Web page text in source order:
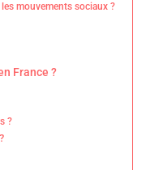
mouvements sociaux ?
France ?
?